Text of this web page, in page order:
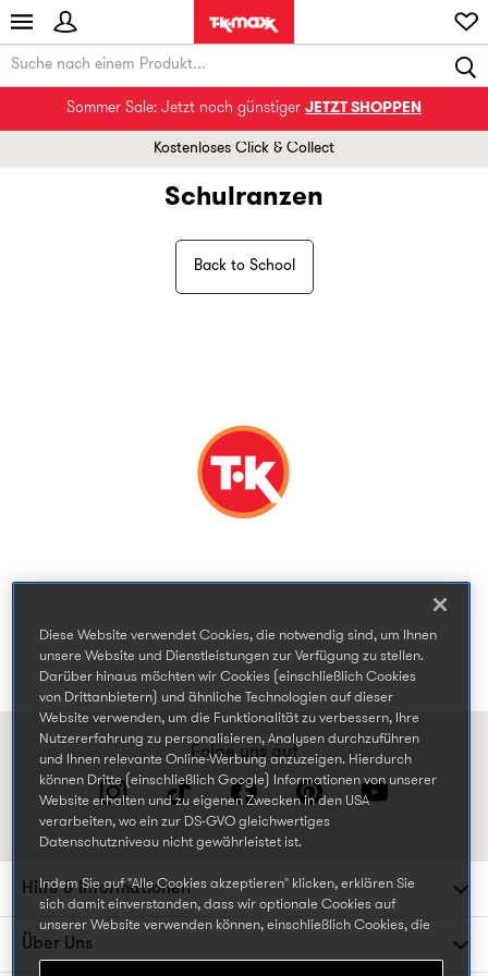
Sommer Sale: Jetzt noch günstiger JETZT SHOPPEN
Kostenloses Click & Collect
Schulranzen
Back to School
Folge uns auf
Hilfe & Informationen
Über Uns
Diese Website verwendet Cookies, die notwendig sind, um Ihnen
unsere Website und Dienstleistungen zur Verfügung zu stellen.
Darüber hinaus möchten wir Cookies (einschließlich Cookies
von Drittanbietern) und ähnliche Technologien auf dieser
Website verwenden, um die Funktionalität zu verbessern, Ihre
Nutzererfahrung zu personalisieren, Analysen durchzuführen
und Ihnen relevante Online-Werbung anzuzeigen. Hierdurch
können Dritte (einschließlich Google) Informationen von unserer
Website erhalten und zu eigenen Zwecken in den USA
verarbeiten, wo ein zur DS-GVO gleichwertiges
Datenschutzniveau nicht gewährleistet ist.
Indem Sie auf "Alle Cookies akzeptieren" klicken, erklären Sie
sich damit einverstanden, dass wir optionale Cookies auf
unserer Website verwenden können, einschließlich Cookies, die
von Dritten gesetzt werden, die Ihre Daten in den USA